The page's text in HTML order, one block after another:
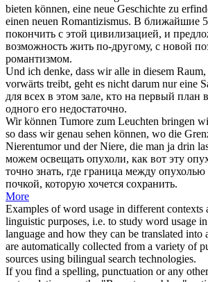
bieten können, eine neue Geschichte zu
einen neuen Romantizismus. В ближайшие
покончить с этой цивилизацией, и
возможность жить по-другому, с новой
романтизмом.
Und ich denke, dass wir alle in diesem
vorwärts treibt, geht es nicht darum nur eine
для всех в этом зале, кто на первый план
одного его недостаточно.
Wir können Tumore zum Leuchten bringen
so dass wir genau sehen können, wo die
Nierentumor und der Niere, die man ja drin
можем освещать опухоли, как вот эту
точно знать, где граница между
почкой, которую хочется сохранить.
More
Examples of word usage in different contexts
linguistic purposes, i.e. to study word usage
language and how they can be translated into
are automatically collected from a variety of
sources using bilingual search technologies.
If you find a spelling, punctuation or any